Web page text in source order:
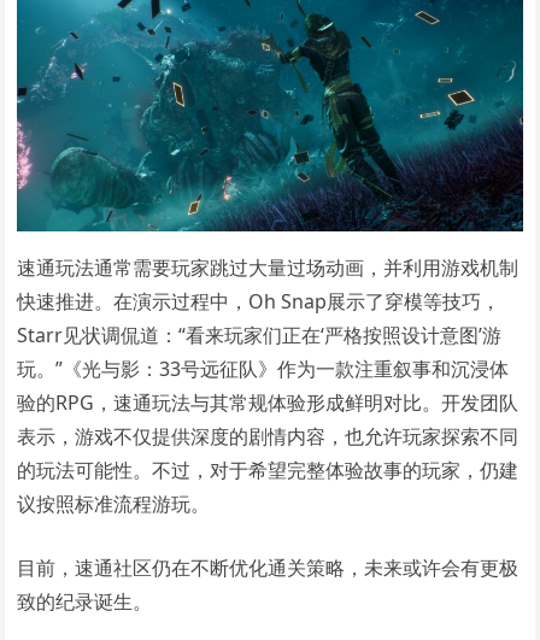
速通玩法通常需要玩家跳过大量过场动画，并利用游戏机制
快速推进。在演示过程中，Oh Snap展示了穿模等技巧，
Starr见状调侃道：“看来玩家们正在‘严格按照设计意图’游
玩。”《光与影：33号远征队》作为一款注重叙事和沉浸体
验的RPG，速通玩法与其常规体验形成鲜明对比。开发团队
表示，游戏不仅提供深度的剧情内容，也允许玩家探索不同
的玩法可能性。不过，对于希望完整体验故事的玩家，仍建
议按照标准流程游玩。
目前，速通社区仍在不断优化通关策略，未来或许会有更极
致的纪录诞生。